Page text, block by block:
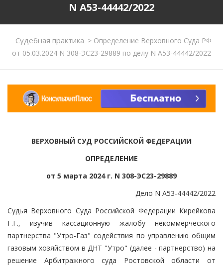
N А53-44442/2022
Судебная практика >Определение Верховного Суда РФ
от 05.03.2024 N 308-ЭС23-29889 по делу N А53-44442/2022
ВЕРХОВНЫЙ СУД РОССИЙСКОЙ ФЕДЕРАЦИИ
ОПРЕДЕЛЕНИЕ
от 5 марта 2024 г. N 308-ЭС23-29889
Дело N А53-44442/2022
Судья Верховного Суда Российской Федерации Кирейкова
Г.Г., изучив кассационную жалобу некоммерческого
партнерства "Утро-Газ" содействия по управлению общим
газовым хозяйством в ДНТ "Утро" (далее - партнерство) на
решение Арбитражного суда Ростовской области от